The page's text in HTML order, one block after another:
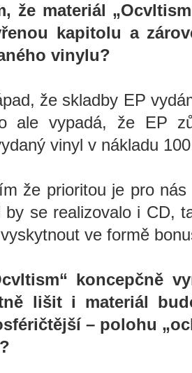
že materiál
kapitolu a
vinylu?
že skladby EP
ale vypadá, že EP
vinyl v nákladu
že prioritou je pro
by se realizovalo i CD,
ve formě
koncepčně
lišit i materiál
– polohu